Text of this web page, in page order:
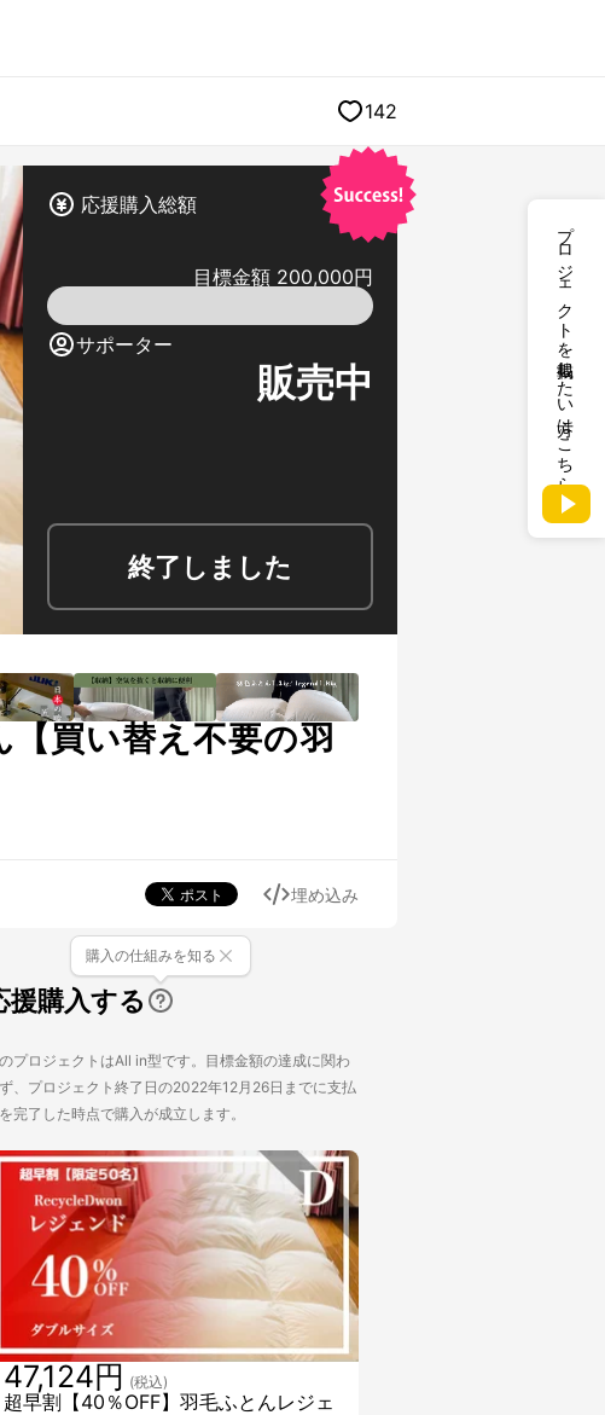
プロジェクトを掲載したい方はこちら
142
応援購入総額
目標金額 200,000円
サポーター
販売中
終了しました
買い替え不要の羽
埋め込み
援購入する
購入の仕組みを知る
プロジェクトはAll in型です。目標金額の達成に関わ
、プロジェクト終了日の2022年12月26日までに支払
完了した時点で購入が成立します。
超早割【40％OFF】羽毛ふとんレジェ
47,124円 (税込)